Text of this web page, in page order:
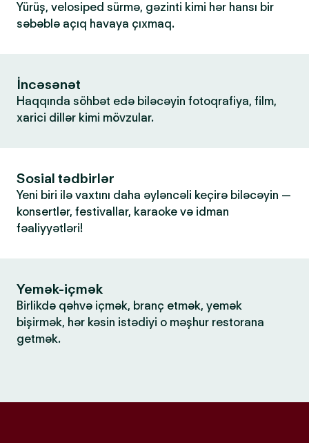
Yürüş, velosiped sürmə, gəzinti kimi hər hansı bir
səbəblə açıq havaya çıxmaq.
İncəsənət
Haqqında söhbət edə biləcəyin fotoqrafiya, film,
xarici dillər kimi mövzular.
Sosial tədbirlər
Yeni biri ilə vaxtını daha əyləncəli keçirə biləcəyin —
konsertlər, festivallar, karaoke və idman
fəaliyyətləri!
Yemək-içmək
Birlikdə qəhvə içmək, branç etmək, yemək
bişirmək, hər kəsin istədiyi o məşhur restorana
getmək.